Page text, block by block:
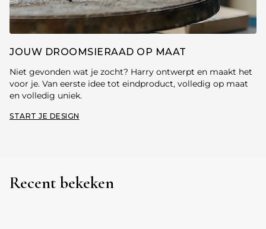
JOUW DROOMSIERAAD OP MAAT
Niet gevonden wat je zocht? Harry ontwerpt en maakt het
voor je. Van eerste idee tot eindproduct, volledig op maat
en volledig uniek.
START JE DESIGN
Recent bekeken